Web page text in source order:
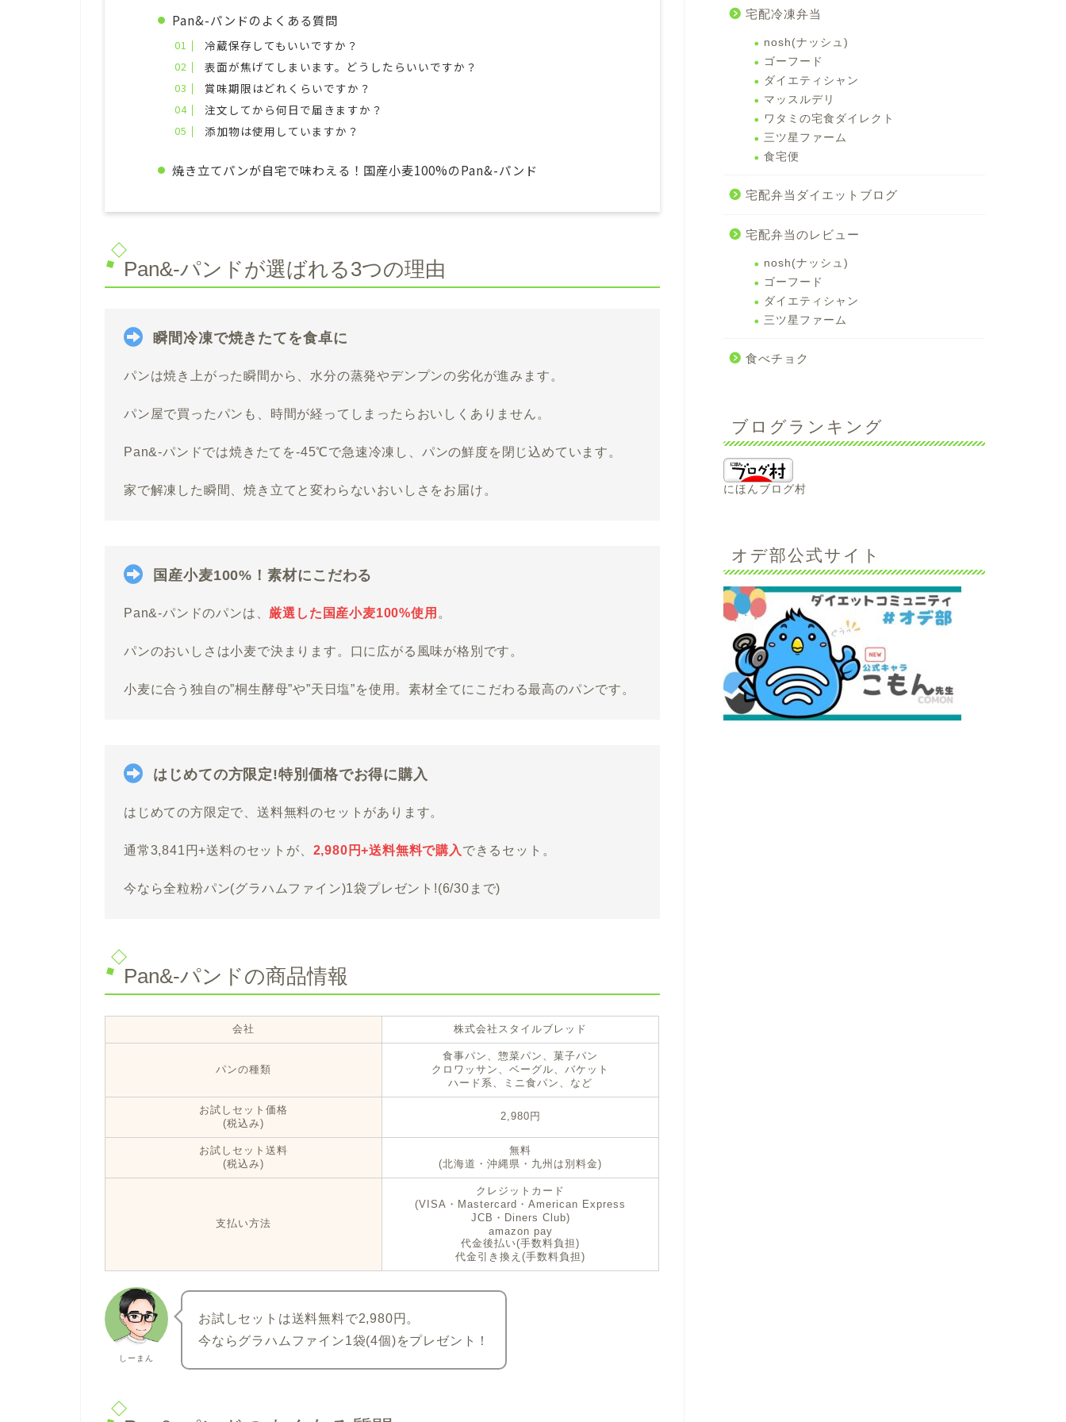
Pan&-パンドのよくある質問
冷蔵保存してもいいですか？
表面が焦げてしまいます。どうしたらいいですか？
賞味期限はどれくらいですか？
注文してから何日で届きますか？
添加物は使用していますか？
焼き立てパンが自宅で味わえる！国産小麦100%のPan&-パンド
Pan&-パンドが選ばれる3つの理由
瞬間冷凍で焼きたてを食卓に
パンは焼き上がった瞬間から、水分の蒸発やデンプンの劣化が進みます。
パン屋で買ったパンも、時間が経ってしまったらおいしくありません。
Pan&-パンドでは焼きたてを-45℃で急速冷凍し、パンの鮮度を閉じ込めています。
家で解凍した瞬間、焼き立てと変わらないおいしさをお届け。
国産小麦100%！素材にこだわる
Pan&-パンドのパンは、 厳選した国産小麦100%使用 。
パンのおいしさは小麦で決まります。口に広がる風味が格別です。
小麦に合う独自の”桐生酵母”や”天日塩”を使用。素材全てにこだわる最高のパンです。
はじめての方限定!特別価格でお得に購入
はじめての方限定で、送料無料のセットがあります。
通常3,841円+送料のセットが、 2,980円+送料無料で購入 できるセット。
今なら全粒粉パン(グラハムファイン)1袋プレゼント!(6/30まで)
Pan&-パンドの商品情報
会社 株式会社スタイルブレッド
パンの種類
食事パン、惣菜パン、菓子パン
クロワッサン、ベーグル、バケット
ハード系、ミニ食パン、など
お試しセット価格
(税込み)
2,980円
お試しセット送料
(税込み)
無料
(北海道・沖縄県・九州は別料金)
支払い方法
クレジットカード
(VISA・Mastercard・American Express
JCB・Diners Club)
amazon pay
代金後払い(手数料負担)
代金引き換え(手数料負担)
しーまん
お試しセットは送料無料で2,980円。
今ならグラハムファイン1袋(4個)をプレゼント！
宅配冷凍弁当
nosh(ナッシュ)
ゴーフード
ダイエティシャン
マッスルデリ
ワタミの宅食ダイレクト
三ツ星ファーム
食宅便
宅配弁当ダイエットブログ
宅配弁当のレビュー
nosh(ナッシュ)
ゴーフード
ダイエティシャン
三ツ星ファーム
食べチョク
ブログランキング
にほんブログ村
オデ部公式サイト